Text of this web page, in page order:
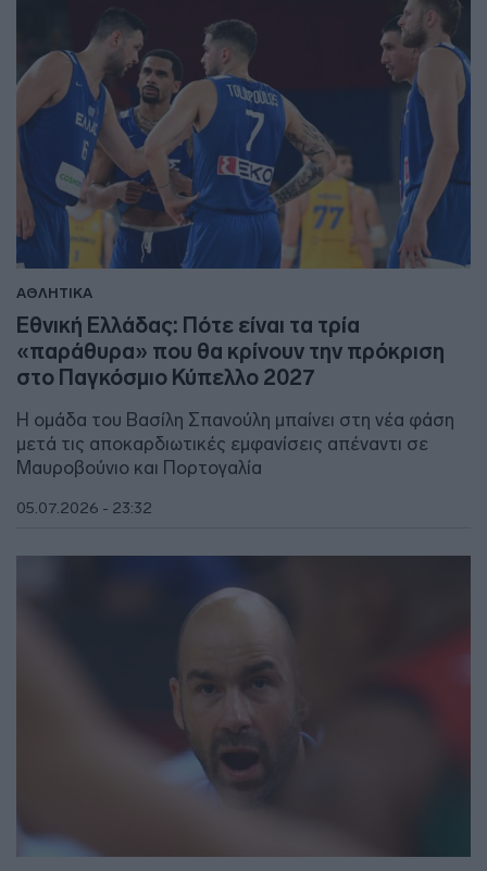
ΑΘΛΗΤΙΚΑ
Εθνική Ελλάδας: Πότε είναι τα τρία
«παράθυρα» που θα κρίνουν την πρόκριση
στο Παγκόσμιο Κύπελλο 2027
Η ομάδα του Βασίλη Σπανούλη μπαίνει στη νέα φάση
μετά τις αποκαρδιωτικές εμφανίσεις απέναντι σε
Μαυροβούνιο και Πορτογαλία
05.07.2026 - 23:32